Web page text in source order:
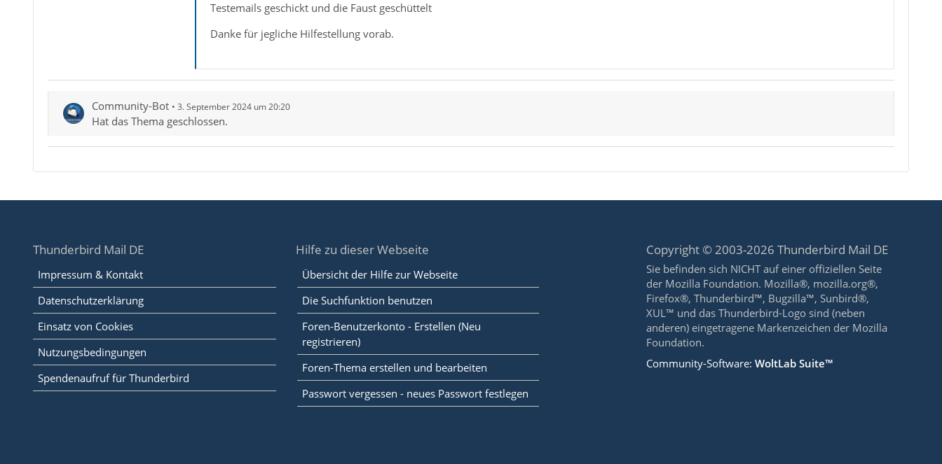
Testemails geschickt und die Faust geschüttelt
Danke für jegliche Hilfestellung vorab.
Community-Bot 3. September 2024 um 20:20
Hat das Thema geschlossen.
Thunderbird Mail DE
Impressum & Kontakt
Datenschutzerklärung
Einsatz von Cookies
Nutzungsbedingungen
Spendenaufruf für Thunderbird
Hilfe zu dieser Webseite
Übersicht der Hilfe zur Webseite
Die Suchfunktion benutzen
Foren-Benutzerkonto - Erstellen (Neu
registrieren)
Foren-Thema erstellen und bearbeiten
Passwort vergessen - neues Passwort festlegen
Copyright © 2003-2026 Thunderbird Mail DE
Sie befinden sich NICHT auf einer offiziellen Seite
der Mozilla Foundation. Mozilla®, mozilla.org®,
Firefox®, Thunderbird™, Bugzilla™, Sunbird®,
XUL™ und das Thunderbird-Logo sind (neben
anderen) eingetragene Markenzeichen der Mozilla
Foundation.
Community-Software:WoltLab Suite™